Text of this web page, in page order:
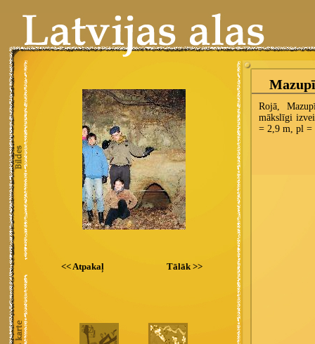
<< Atpakaļ Tālāk >>